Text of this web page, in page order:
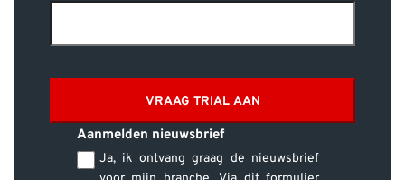
VRAAG TRIAL AAN
Aanmelden nieuwsbrief
Ja, ik ontvang graag de nieuwsbrief